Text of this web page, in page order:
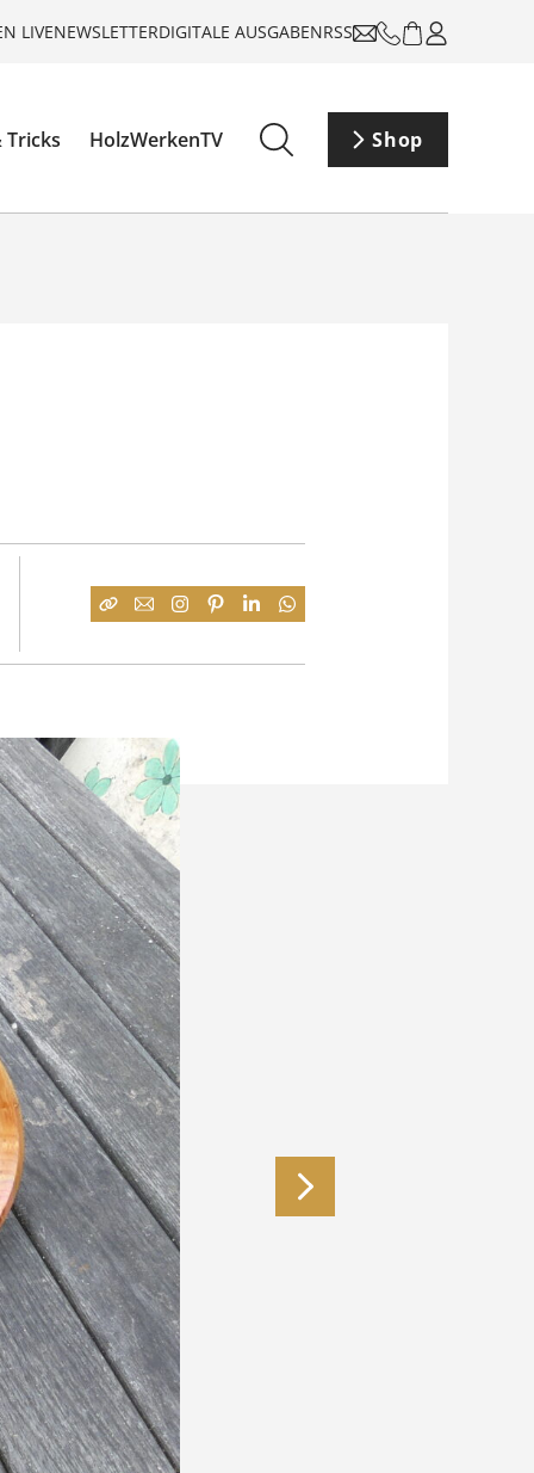
LIVENEWSLETTERDIGITALE AUSGABENRSS
Tricks HolzWerkenTV Shop